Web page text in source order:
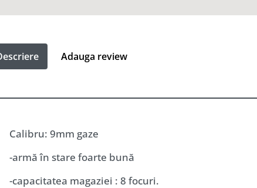
Adauga review
Calibru: 9mm gaze
-armă în stare foarte bună
-capacitatea magaziei : 8 focuri.